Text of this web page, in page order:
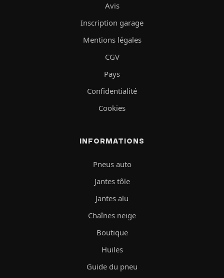
Avis
Inscription garage
Mentions légales
CGV
Pays
Confidentialité
Cookies
INFORMATIONS
Pneus auto
Jantes tôle
Jantes alu
Chaînes neige
Boutique
Huiles
Guide du pneu